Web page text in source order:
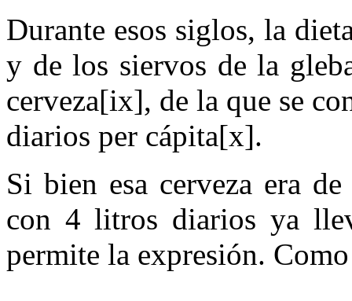
Durante esos siglos, la
y de los siervos de la
cerveza[ix], de la que se
diarios per cápita[x].
Si bien esa cerveza era
con 4 litros diarios ya
permite la expresión.